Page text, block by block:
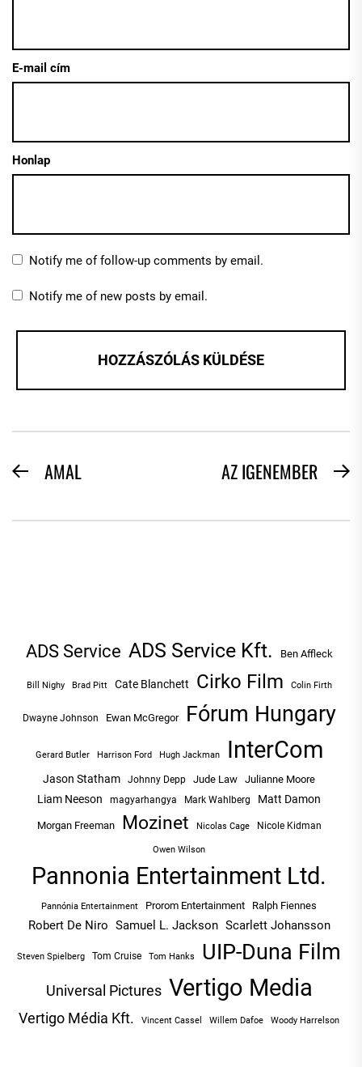
E-mail cím
Honlap
Notify me of follow-up comments by email.
Notify me of new posts by email.
BEJEGYZÉS
Previous
AMAL AZ IGENEMBER
ADS Service ADS Service Kft. Ben Affleck
Bill Nighy Brad Pitt Cate Blanchett Cirko Film Colin Firth
Dwayne Johnson Ewan McGregor Fórum Hungary
Gerard Butler Harrison Ford Hugh Jackman InterCom
Jason Statham Johnny Depp Jude Law Julianne Moore
Liam Neeson magyarhangya Mark Wahlberg Matt Damon
Morgan Freeman Mozinet Nicolas Cage Nicole Kidman
Owen Wilson
Pannonia Entertainment Ltd.
Pannónia Entertainment Prorom Entertainment Ralph Fiennes
Robert De Niro Samuel L. Jackson Scarlett Johansson
Steven Spielberg Tom Cruise Tom Hanks UIP-Duna Film
Universal Pictures Vertigo Media
Vertigo Média Kft. Vincent Cassel Willem Dafoe Woody Harrelson